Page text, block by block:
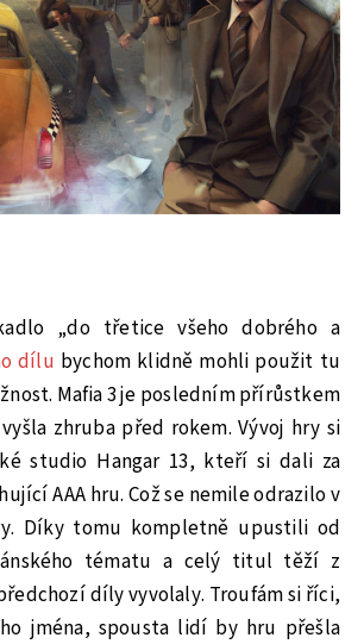
„do třetice všeho dobrého a
dílu bychom klidně mohli použit tu
Mafia 3 je posledním přírůstkem
zhruba před rokem. Vývoj hry si
studio Hangar 13, kteří si dali za
AAA hru. Což se nemile odrazilo v
Díky tomu kompletně upustili od
tématu a celý titul těží z
díly vyvolaly. Troufám si říci,
jména, spousta lidí by hru přešla